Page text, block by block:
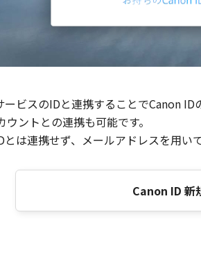
ビスのIDと連携することでCanon ID
ントとの連携も可能です。
は連携せず、メールアドレスを用い
Canon ID 新